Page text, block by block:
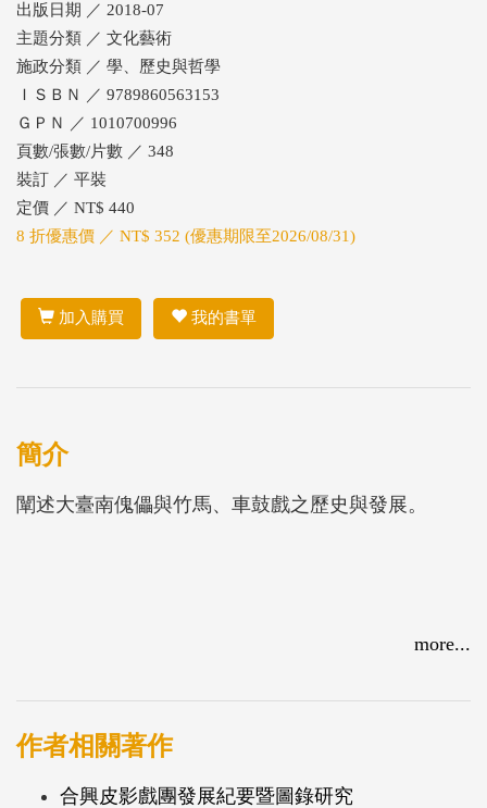
出版日期 ／ 2018-07
主題分類 ／ 文化藝術
施政分類 ／ 學、歷史與哲學
ＩＳＢＮ ／ 9789860563153
ＧＰＮ ／ 1010700996
頁數/張數/片數 ／ 348
裝訂 ／ 平裝
定價 ／ NT$ 440
8 折優惠價 ／ NT$ 352 (優惠期限至2026/08/31)
加入購買 我的書單
簡介
闡述大臺南傀儡與竹馬、車鼓戲之歷史與發展。
more...
作者相關著作
合興皮影戲團發展紀要暨圖錄研究